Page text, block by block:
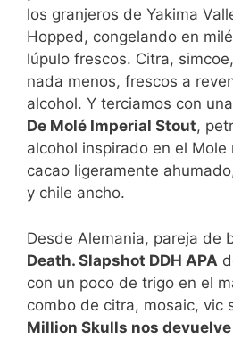
los granjeros de Yakima
Hopped, congelando en
lúpulo frescos. Citra,
nada menos, frescos a
alcohol. Y terciamos con
De Molé Imperial Stout,
alcohol inspirado en el Mole
cacao ligeramente
y chile ancho.
Desde Alemania, pareja de
Death. Slapshot DDH APA
con un poco de trigo en el
combo de citra, mosaic, vic
Million Skulls nos